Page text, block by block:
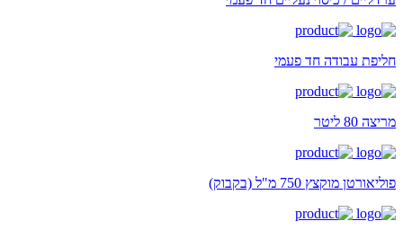
חליפת עבודה חד פעמי
מריצה 80 ליטר
פוליאורטן מוקצץ 750 מ"ל (בקבוק)